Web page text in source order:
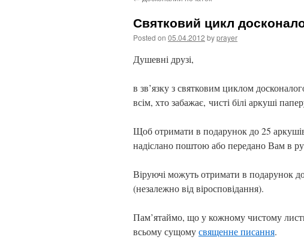
content
Святковий цикл
Posted on 05.04.2012 byprayer
Душевні друзі,
в зв’язку з святковим циклом
всім, хто забажає, чисті білі аркуші
Щоб отримати в подарунок до 25
надіслано поштою або передано Вам в
Віруючі можуть отримати в подарунок
(незалежно від віросповідання).
Пам’ятаймо, що у кожному чистому
всьому сущомусвященне писання.